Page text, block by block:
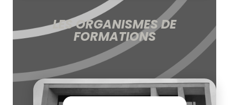
LES ORGANISMES DE
FORMATIONS